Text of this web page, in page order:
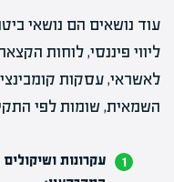
עוד נושאים הם נושאי
ליווי פיננסי, לוחות
לאשראי, עסקות
השמאית, שומות לפי
עקרונות